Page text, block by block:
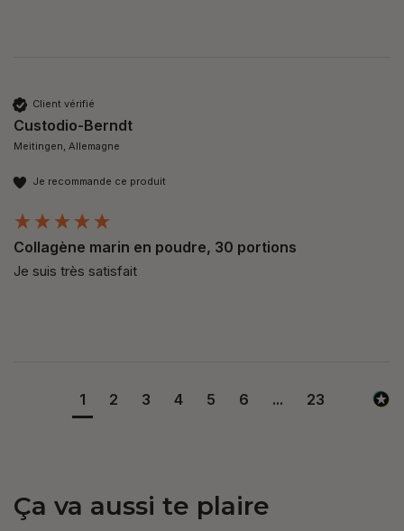
Client vérifié
Custodio-Berndt
Meitingen, Allemagne
Je recommande ce produit
Collagène marin en poudre, 30 portions
Je suis très satisfait
1 2 3 4 5 6 ... 23
Ça va aussi te plaire